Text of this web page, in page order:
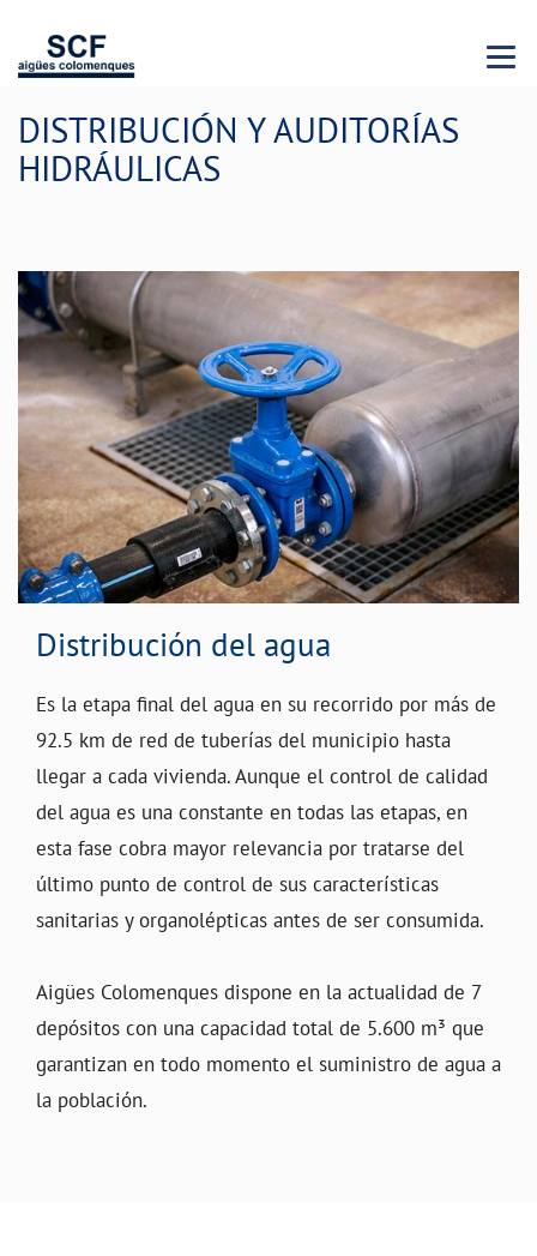
Menu
DISTRIBUCIÓN Y AUDITORÍAS
HIDRÁULICAS
Distribución del agua
Es la etapa final del agua en su recorrido por más de
92.5 km de red de tuberías del municipio hasta
llegar a cada vivienda. Aunque el control de calidad
del agua es una constante en todas las etapas, en
esta fase cobra mayor relevancia por tratarse del
último punto de control de sus características
sanitarias y organolépticas antes de ser consumida.
Aigües Colomenques dispone en la actualidad de 7
depósitos con una capacidad total de 5.600 m³ que
garantizan en todo momento el suministro de agua a
la población.